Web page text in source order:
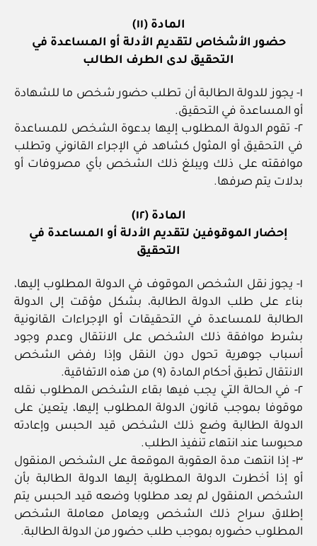
المادة (١١)
حضور الأشخاص لتقديم الأدلة أو المساعدة في
التحقيق لدى الطرف الطالب
١- يجوز للدولة الطالبة أن تطلب حضور شخص ما للشهادة
أو المساعدة في التحقيق.
٢- تقوم الدولة المطلوب إليها بدعوة الشخص للمساعدة
في التحقيق أو المثول كشاهد في الإجراء القانوني وتطلب
موافقته على ذلك ويبلغ ذلك الشخص بأي مصروفات أو
بدلات يتم صرفها.
المادة (١٢)
إحضار الموقوفين لتقديم الأدلة أو المساعدة في
التحقيق
١- يجوز نقل الشخص الموقوف في الدولة المطلوب إليها،
بناء على طلب الدولة الطالبة، بشكل مؤقت إلى الدولة
الطالبة للمساعدة في التحقيقات أو الإجراءات القانونية
بشرط موافقة ذلك الشخص على الانتقال وعدم وجود
أسباب جوهرية تحول دون النقل وإذا رفض الشخص
الانتقال تطبق أحكام المادة (٩) من هذه الاتفاقية.
٢- في الحالة التي يجب فيها بقاء الشخص المطلوب نقله
موقوفا بموجب قانون الدولة المطلوب إليها، يتعين على
الدولة الطالبة وضع ذلك الشخص قيد الحبس وإعادته
محبوسا عند انتهاء تنفيذ الطلب.
٣- إذا انتهت مدة العقوبة الموقعة على الشخص المنقول
أو إذا أخطرت الدولة المطلوبة إليها الدولة الطالبة بأن
الشخص المنقول لم يعد مطلوبا وضعه قيد الحبس يتم
إطلاق سراح ذلك الشخص ويعامل معاملة الشخص
المطلوب حضوره بموجب طلب حضور من الدولة الطالبة.